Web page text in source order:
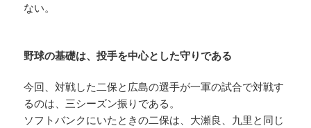
ない。
野球の基礎は、投手を中心とした守りである
今回、対戦した二保と広島の選手が一軍の試合で対戦す
るのは、三シーズン振りである。
ソフトバンクにいたときの二保は、大瀬良、九里と同じ